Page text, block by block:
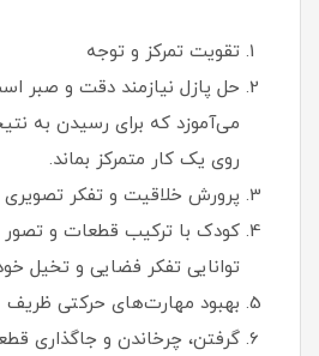
تقویت تمرکز و توجه
حل پازل نیازمند دقت و صبر
می‌آموزد که برای رسیدن به
روی یک کار متمرکز بماند.
پرورش خلاقیت و تفکر تصویری
کودک با ترکیب قطعات و تصور
توانایی تفکر فضایی و تخیل
بهبود مهارت‌های حرکتی ظریف
گرفتن، چرخاندن و جاگذاری